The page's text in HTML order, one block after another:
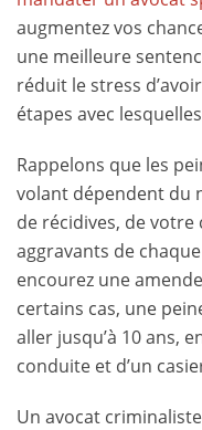
augmentez vos
une meilleure
réduit le stress
étapes avec
Rappelons que les
volant dépendent du
de récidives, de
aggravants de
encourez une
certains cas, une
aller jusqu’à 10 ans,
conduite et d’un
Un avocat